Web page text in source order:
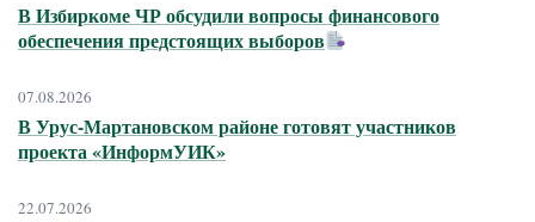
В Избиркоме ЧР обсудили вопросы финансового
обеспечения предстоящих выборов
07.08.2026
В Урус-Мартановском районе готовят участников
проекта «ИнформУИК»
22.07.2026